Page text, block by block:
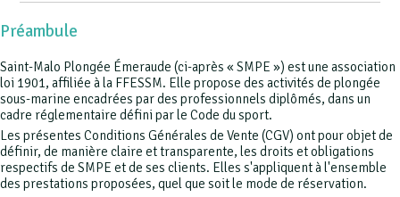
Préambule
Saint-Malo Plongée Émeraude (ci-après « SMPE ») est une association
loi 1901, affiliée à la FFESSM. Elle propose des activités de plongée
sous-marine encadrées par des professionnels diplômés, dans un
cadre réglementaire défini par le Code du sport.
Les présentes Conditions Générales de Vente (CGV) ont pour objet de
définir, de manière claire et transparente, les droits et obligations
respectifs de SMPE et de ses clients. Elles s'appliquent à l'ensemble
des prestations proposées, quel que soit le mode de réservation.